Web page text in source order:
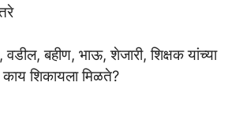
बहीण, भाऊ, शेजारी, शिक्षक यांच्या
शिकायला मिळते?